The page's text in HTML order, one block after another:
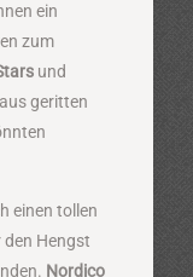
ein
zum
und
geritten
einen tollen
Hengst
Nordico